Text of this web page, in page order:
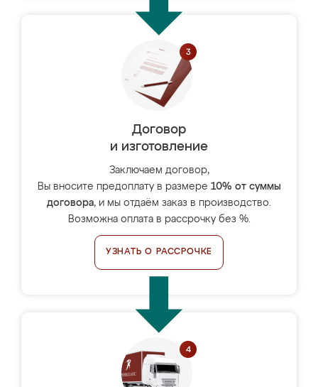
Договор
и изготовление
Заключаем договор,
Вы вносите предоплату в размере 10% от суммы
договора, и мы отдаём заказ в производство.
Возможна оплата в рассрочку без %.
УЗНАТЬ О РАССРОЧКЕ